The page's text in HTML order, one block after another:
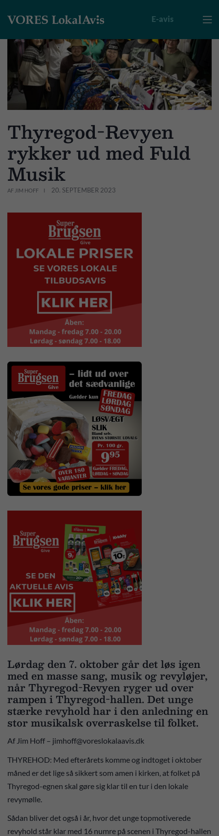

E-avis
Thyregod-Revyen
rykker ud med Fuld
Musik
AF JIM HOFF 20. SEPTEMBER 2023
Lørdag den 7. oktober går det løs igen
med en masse sang, musik og revyløjer,
når Thyregod-Revyen ryger ud over
rampen i Thyregod-hallen. Det unge
stærke revyhold har i den anledning en
stor musikalsk overraskelse til folket.
Af Jim Hoff – jimhoff@voreslokalaavis.dk
THYREHOD: Med efterårets komme og indtoget i oktober
måned er det lige så sikkert som amen i kirken, at folket på
Thyregod-egnen skal gøre sig klar til en tur i den lokale
revymølle.
Sådan bliver det også i år, hvor det unge topmotiverede
revyhold står klar med 16 numre på scenen i Thyregod-hallen